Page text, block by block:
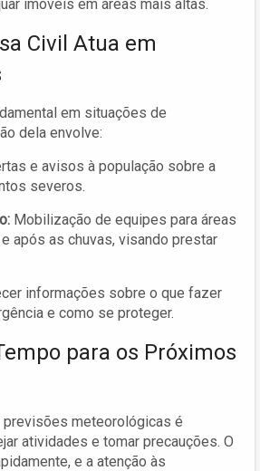
imóveis em áreas mais altas.
Civil Atua em
em situações de
dela envolve:
e avisos à população sobre a
severos.
Mobilização de equipes para áreas
após as chuvas, visando prestar
informações sobre o que fazer
e como se proteger.
para os Próximos
previsões meteorológicas é
atividades e tomar precauções. O
e a atenção às